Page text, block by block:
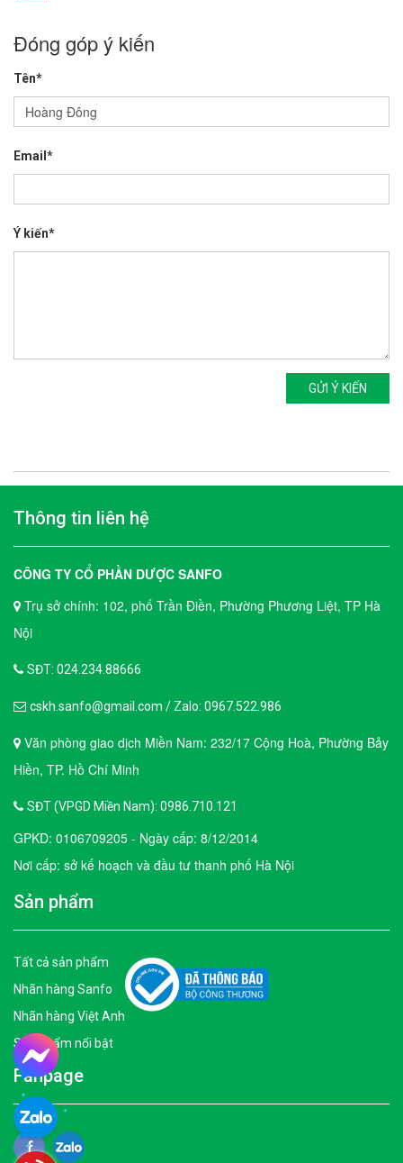
Đóng góp ý kiến
Tên*
Email*
Ý kiến*
GỬI Ý KIẾN
Thông tin liên hệ
CÔNG TY CỔ PHẦN DƯỢC SANFO
Trụ sở chính: 102, phố Trần Điền, Phường Phương Liệt, TP Hà
Nội
SĐT: 024.234.88666
cskh.sanfo@gmail.com / Zalo: 0967.522.986
Văn phòng giao dịch Miền Nam: 232/17 Cộng Hoà, Phường Bảy
Hiền, TP. Hồ Chí Minh
SĐT (VPGD Miền Nam): 0986.710.121
GPKD: 0106709205 - Ngày cấp: 8/12/2014
Nơi cấp: sở kế hoạch và đầu tư thanh phố Hà Nội
Sản phẩm
Tất cả sản phẩm
Nhãn hàng Sanfo
Nhãn hàng Việt Anh
Sản phẩm nổi bật
Fanpage